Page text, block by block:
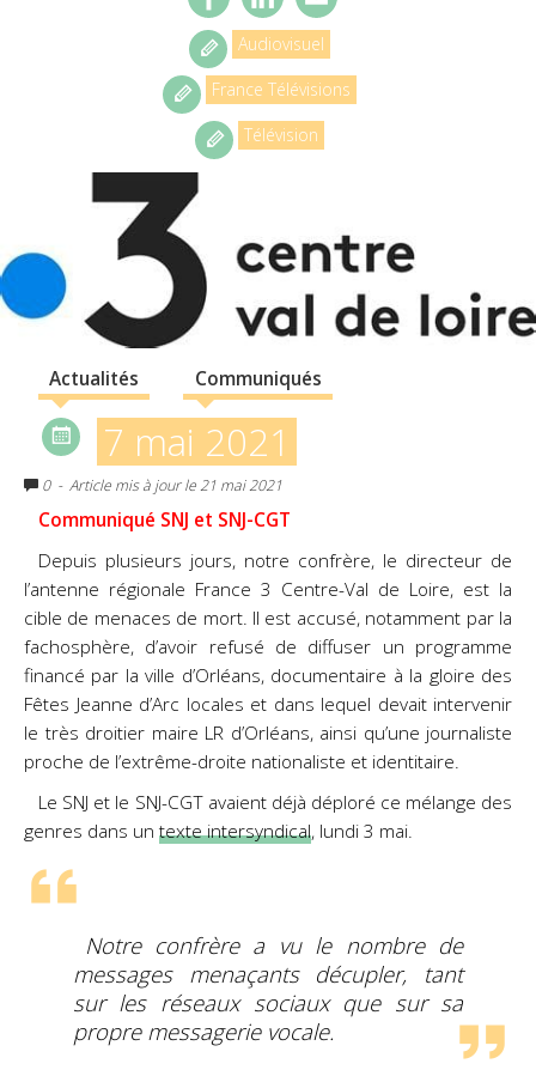
Audiovisuel
France Télévisions
Télévision
Actualités Communiqués
7 mai 2021
0 - Article mis à jour le 21 mai 2021
Communiqué SNJ et SNJ-CGT
Depuis plusieurs jours, notre confrère, le directeur de
l’antenne régionale France 3 Centre-Val de Loire, est la
cible de menaces de mort. Il est accusé, notamment par la
fachosphère, d’avoir refusé de diffuser un programme
financé par la ville d’Orléans, documentaire à la gloire des
Fêtes Jeanne d’Arc locales et dans lequel devait intervenir
le très droitier maire LR d’Orléans, ainsi qu’une journaliste
proche de l’extrême-droite nationaliste et identitaire.
Le SNJ et le SNJ-CGT avaient déjà déploré ce mélange des
genres dans un texte intersyndical, lundi 3 mai.
Notre confrère a vu le nombre de
messages menaçants décupler, tant
sur les réseaux sociaux que sur sa
propre messagerie vocale.